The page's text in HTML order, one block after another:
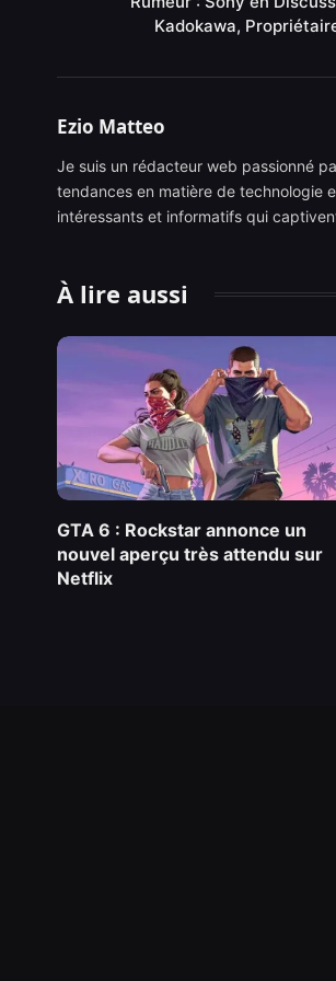
Kadokawa,
Ezio Matteo
Je suis un rédacteur web passionné
tendances en matière de technologie
intéressants et informatifs qui
À lire aussi
GTA 6 : Rockstar annonce un
nouvel aperçu très attendu sur
Netflix